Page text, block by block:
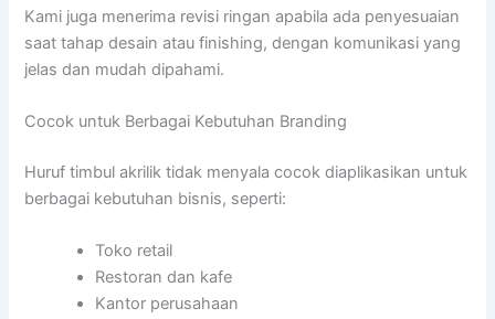
Kami juga menerima revisi ringan apabila ada penyesuaian
saat tahap desain atau finishing, dengan komunikasi yang
jelas dan mudah dipahami.
Cocok untuk Berbagai Kebutuhan Branding
Huruf timbul akrilik tidak menyala cocok diaplikasikan untuk
berbagai kebutuhan bisnis, seperti:
Toko retail
Restoran dan kafe
Kantor perusahaan